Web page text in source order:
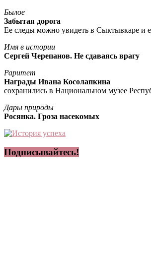
Былое
Забытая дорога
Ее следы можно увидеть в Сыктывкаре и
Имя в истории
Сергей Черепанов. Не сдаваясь врагу
Раритет
Награды Ивана Косолапкина
сохранились в Национальном музее
Дары природы
Росянка. Гроза насекомых
Подписывайтесь!